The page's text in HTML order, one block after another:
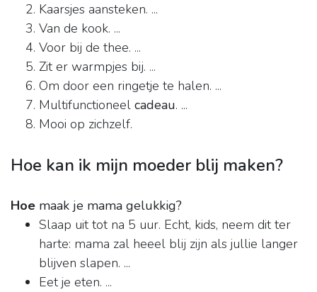
Kaarsjes aansteken. ...
Van de kook. ...
Voor bij de thee. ...
Zit er warmpjes bij. ...
Om door een ringetje te halen. ...
Multifunctioneel cadeau. ...
Mooi op zichzelf.
Hoe kan ik mijn moeder blij maken?
Hoe maak je mama gelukkig?
Slaap uit tot na 5 uur. Echt, kids, neem dit ter
harte: mama zal heeel blij zijn als jullie langer
blijven slapen. ...
Eet je eten. ...